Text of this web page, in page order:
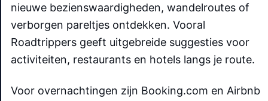
nieuwe bezienswaardigheden, wandelroutes of
verborgen pareltjes ontdekken. Vooral
Roadtrippers geeft uitgebreide suggesties voor
activiteiten, restaurants en hotels langs je route.
Voor overnachtingen zijn Booking.com en Airbnb